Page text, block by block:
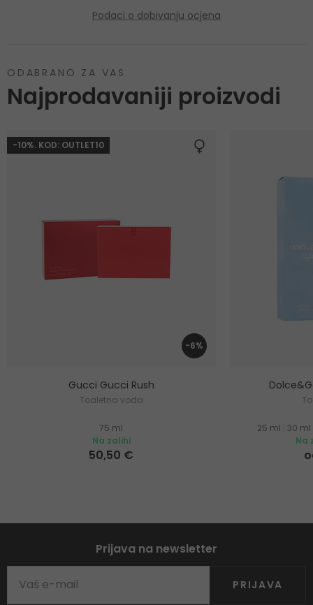
Podaci o dobivanju ocjena
ODABRANO ZA VAS
Najprodavaniji proizvodi
-10%. KOD: OUTLET10
-6%
Gucci Gucci Rush
Toaletna voda
75 ml
Na zalihi
50,50 €
25 ml 30 ml
Na
Prijava na newsletter
PRIJAVA